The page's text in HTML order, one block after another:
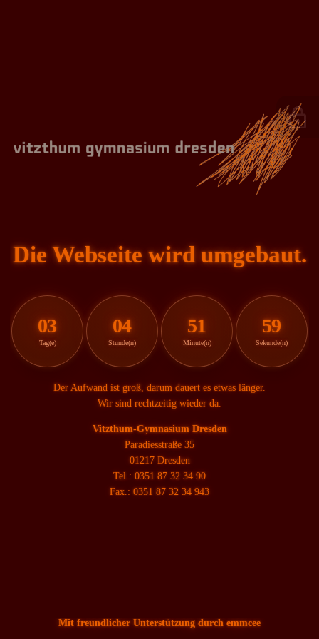
Die Webseite wird umgebaut.
03
Tag(e)
04
Stunde(n)
51
Minute(n)
59
Sekunde(n)
Der Aufwand ist groß, darum dauert es etwas länger.
Wir sind rechtzeitig wieder da.
Vitzthum-Gymnasium Dresden
Paradiesstraße 35
01217 Dresden
Tel.: 0351 87 32 34 90
Fax.: 0351 87 32 34 943
Mit freundlicher Unterstützung durch emmcee